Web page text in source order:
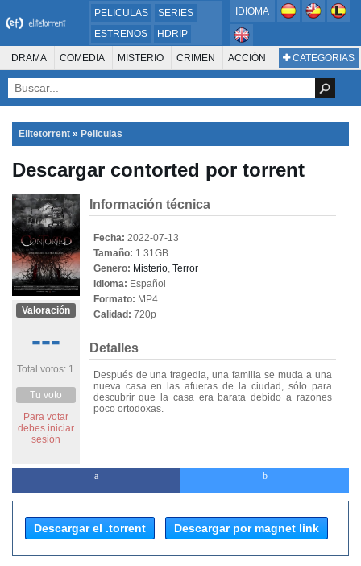
PELICULAS
SERIES
ESTRENOS
HDRIP
MICROHD
720P
DVDRIP
IDIOMA
CATEGORIAS
DRAMA COMEDIA MISTERIO CRIMEN ACCIÓN
SUSPENSO AVENTURA
ANIMACIÓN ROMANCE TERROR CIENCIA FICCIÓN FANTASÍA
FAMILIA DOCUS Y TV
PELÍCULA DE LA TELEVISIÓN FOREIGN KIDS REALITY ANIMACION
THRILLER BIOGRAFÍA
Elitetorrent » Peliculas
Descargar contorted por torrent
Valoración
---
Total votos: 1
Tu voto
Para votar
debes iniciar
sesión
Información técnica
Fecha: 2022-07-13
Tamaño: 1.31GB
Genero: Misterio, Terror
Idioma: Español
Formato: MP4
Calidad: 720p
Detalles
Después de una tragedia, una familia se muda a una
nueva casa en las afueras de la ciudad, sólo para
descubrir que la casa era barata debido a razones
poco ortodoxas.
Descargar el .torrent Descargar por magnet link